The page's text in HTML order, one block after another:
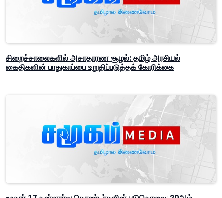
சிறைச்சாலைகளில் அசாதாரண சூழல்: தமிழ் அரசியல்
கைதிகளின் பாதுகாப்பை உறுதிப்படுத்தக் கோரிக்கை